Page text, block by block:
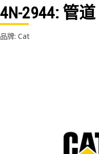
4N-2944: 管道
品牌: Cat